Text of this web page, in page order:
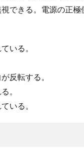
できる。電源の正
いる。
反転する。
。
いる。